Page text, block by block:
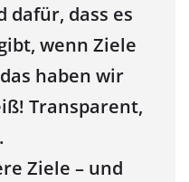
dafür, dass es
wenn Ziele
haben wir
Transparent,
Ziele – und